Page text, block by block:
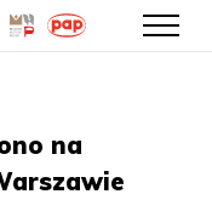
na